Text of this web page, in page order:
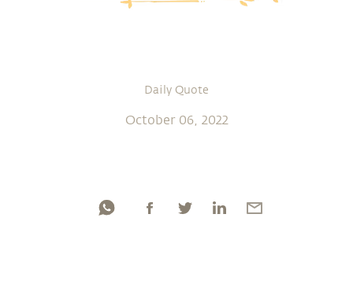
Daily Quote
October 06, 2022